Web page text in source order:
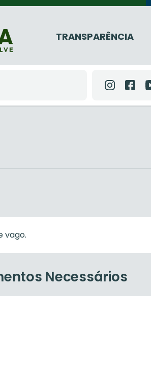
TRANSPARÊNCIA
vago.
Necessários